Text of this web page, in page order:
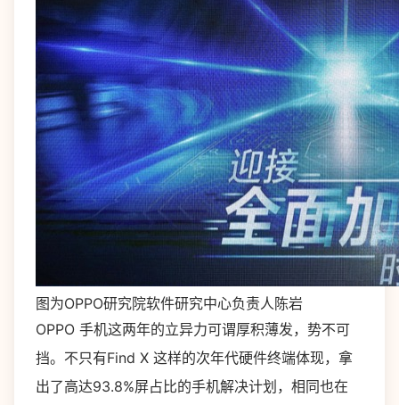
图为OPPO研究院软件研究中心负责人陈岩
OPPO 手机这两年的立异力可谓厚积薄发，势不可
挡。不只有Find X 这样的次年代硬件终端体现，拿
出了高达93.8%屏占比的手机解决计划，相同也在